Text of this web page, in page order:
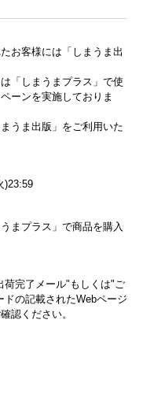
お客様には「しまうま出
「しまうまプラス」で使
ーンを実施しておりま
うま出版」をご利用いた
)23:59
まプラス」で商品を購入
荷完了メール"もしくは"ご
の記載されたWebページ
認ください。